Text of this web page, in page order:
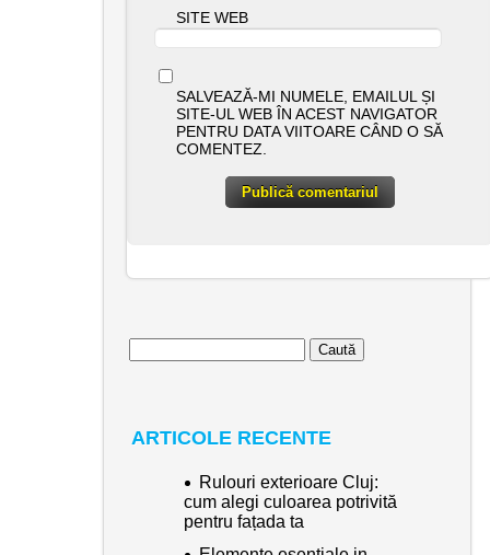
SITE WEB
SALVEAZĂ-MI NUMELE, EMAILUL ȘI
SITE-UL WEB ÎN ACEST NAVIGATOR
PENTRU DATA VIITOARE CÂND O SĂ
COMENTEZ.
după:
ARTICOLE RECENTE
Rulouri exterioare Cluj:
cum alegi culoarea potrivită
pentru fațada ta